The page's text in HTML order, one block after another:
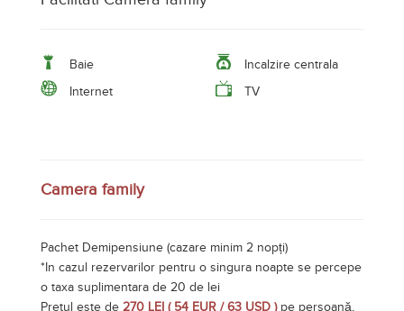
Baie
Incalzire centrala
Internet
TV
Camera family
Pachet Demipensiune (cazare minim 2 nopți)
*In cazul rezervarilor pentru o singura noapte se percepe
o taxa suplimentara de 20 de lei
Pretul este de 270 LEI ( 54 EUR / 63 USD )pe persoană,